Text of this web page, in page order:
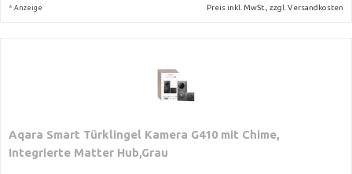
* Anzeige Preis inkl. MwSt., zzgl. Versandkosten
Aqara Smart Türklingel Kamera G410 mit Chime,
Integrierte Matter Hub,Grau